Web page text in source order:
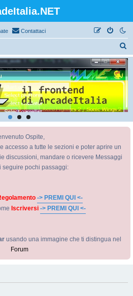
Contattaci
e
r
c
Ospite,
accesso a tutte le sezioni e poter aprire un
discussioni, mandare o ricevere Messaggi
seguire pochi passaggi:
-> PREMI QUI <-
Iscriversi -> PREMI QUI <-
usando una immagine che ti distingua nel
Forum